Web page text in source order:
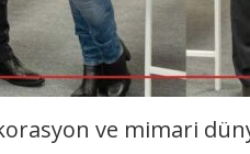
ve mimari